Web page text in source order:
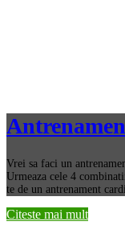
Vrei sa faci un
Urmeaza cele 4
te de un antrenament
Citeste mai mult